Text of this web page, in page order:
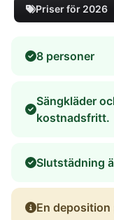
Priser för 2026
8 personer
Sängkläder
kostnadsfritt.
Slutstädning
En deposition